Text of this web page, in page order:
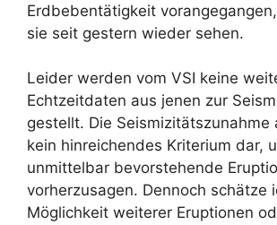
Erdbebentätigkeit
sie seit gestern wieder sehen.
Leider werden vom VSI keine
Echtzeitdaten aus jenen zur
gestellt. Die Seismizitätszunahme
kein hinreichendes Kriterium dar,
unmittelbar bevorstehende
vorherzusagen. Dennoch schätze
Möglichkeit weiterer Eruptionen